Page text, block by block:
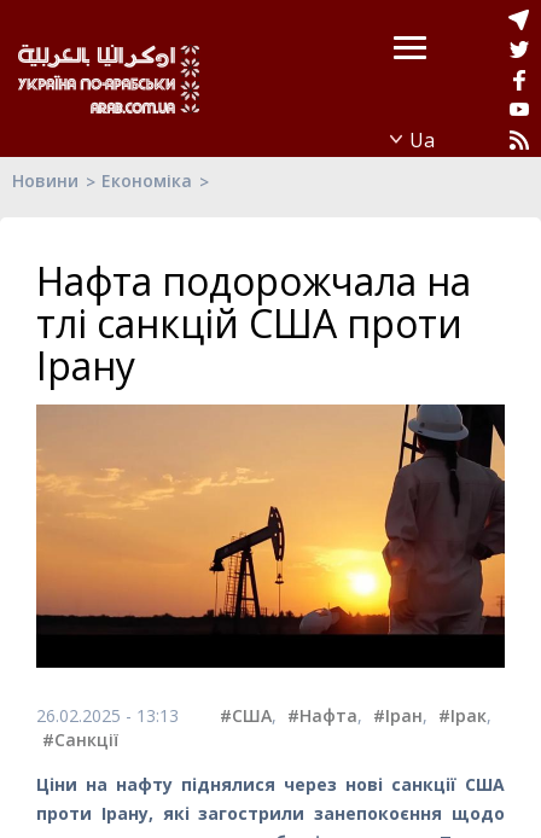
Новини Економіка
Нафта подорожчала на
тлі санкцій США проти
Ірану
26.02.2025 - 13:13 #США, #Нафта, #Іран, #Ірак,
#Санкції
Ціни на нафту піднялися через нові санкції США
проти Ірану, які загострили занепокоєння щодо